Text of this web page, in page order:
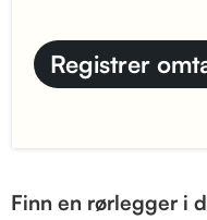
Finn en rørlegger i